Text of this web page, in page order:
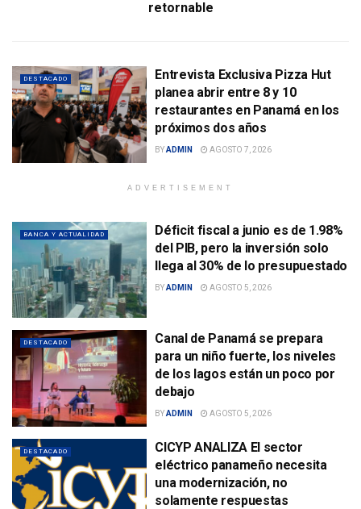
retornable
DESTACADO
Entrevista Exclusiva Pizza Hut
planea abrir entre 8 y 10
restaurantes en Panamá en los
próximos dos años
BYADMIN AGOSTO 7, 2026
ADVERTISEMENT
BANCA Y ACTUALIDAD
Déficit fiscal a junio es de 1.98%
del PIB, pero la inversión solo
llega al 30% de lo presupuestado
BYADMIN AGOSTO 5, 2026
DESTACADO
Canal de Panamá se prepara
para un niño fuerte, los niveles
de los lagos están un poco por
debajo
BYADMIN AGOSTO 5, 2026
DESTACADO
CICYP ANALIZA El sector
eléctrico panameño necesita
una modernización, no
solamente respuestas